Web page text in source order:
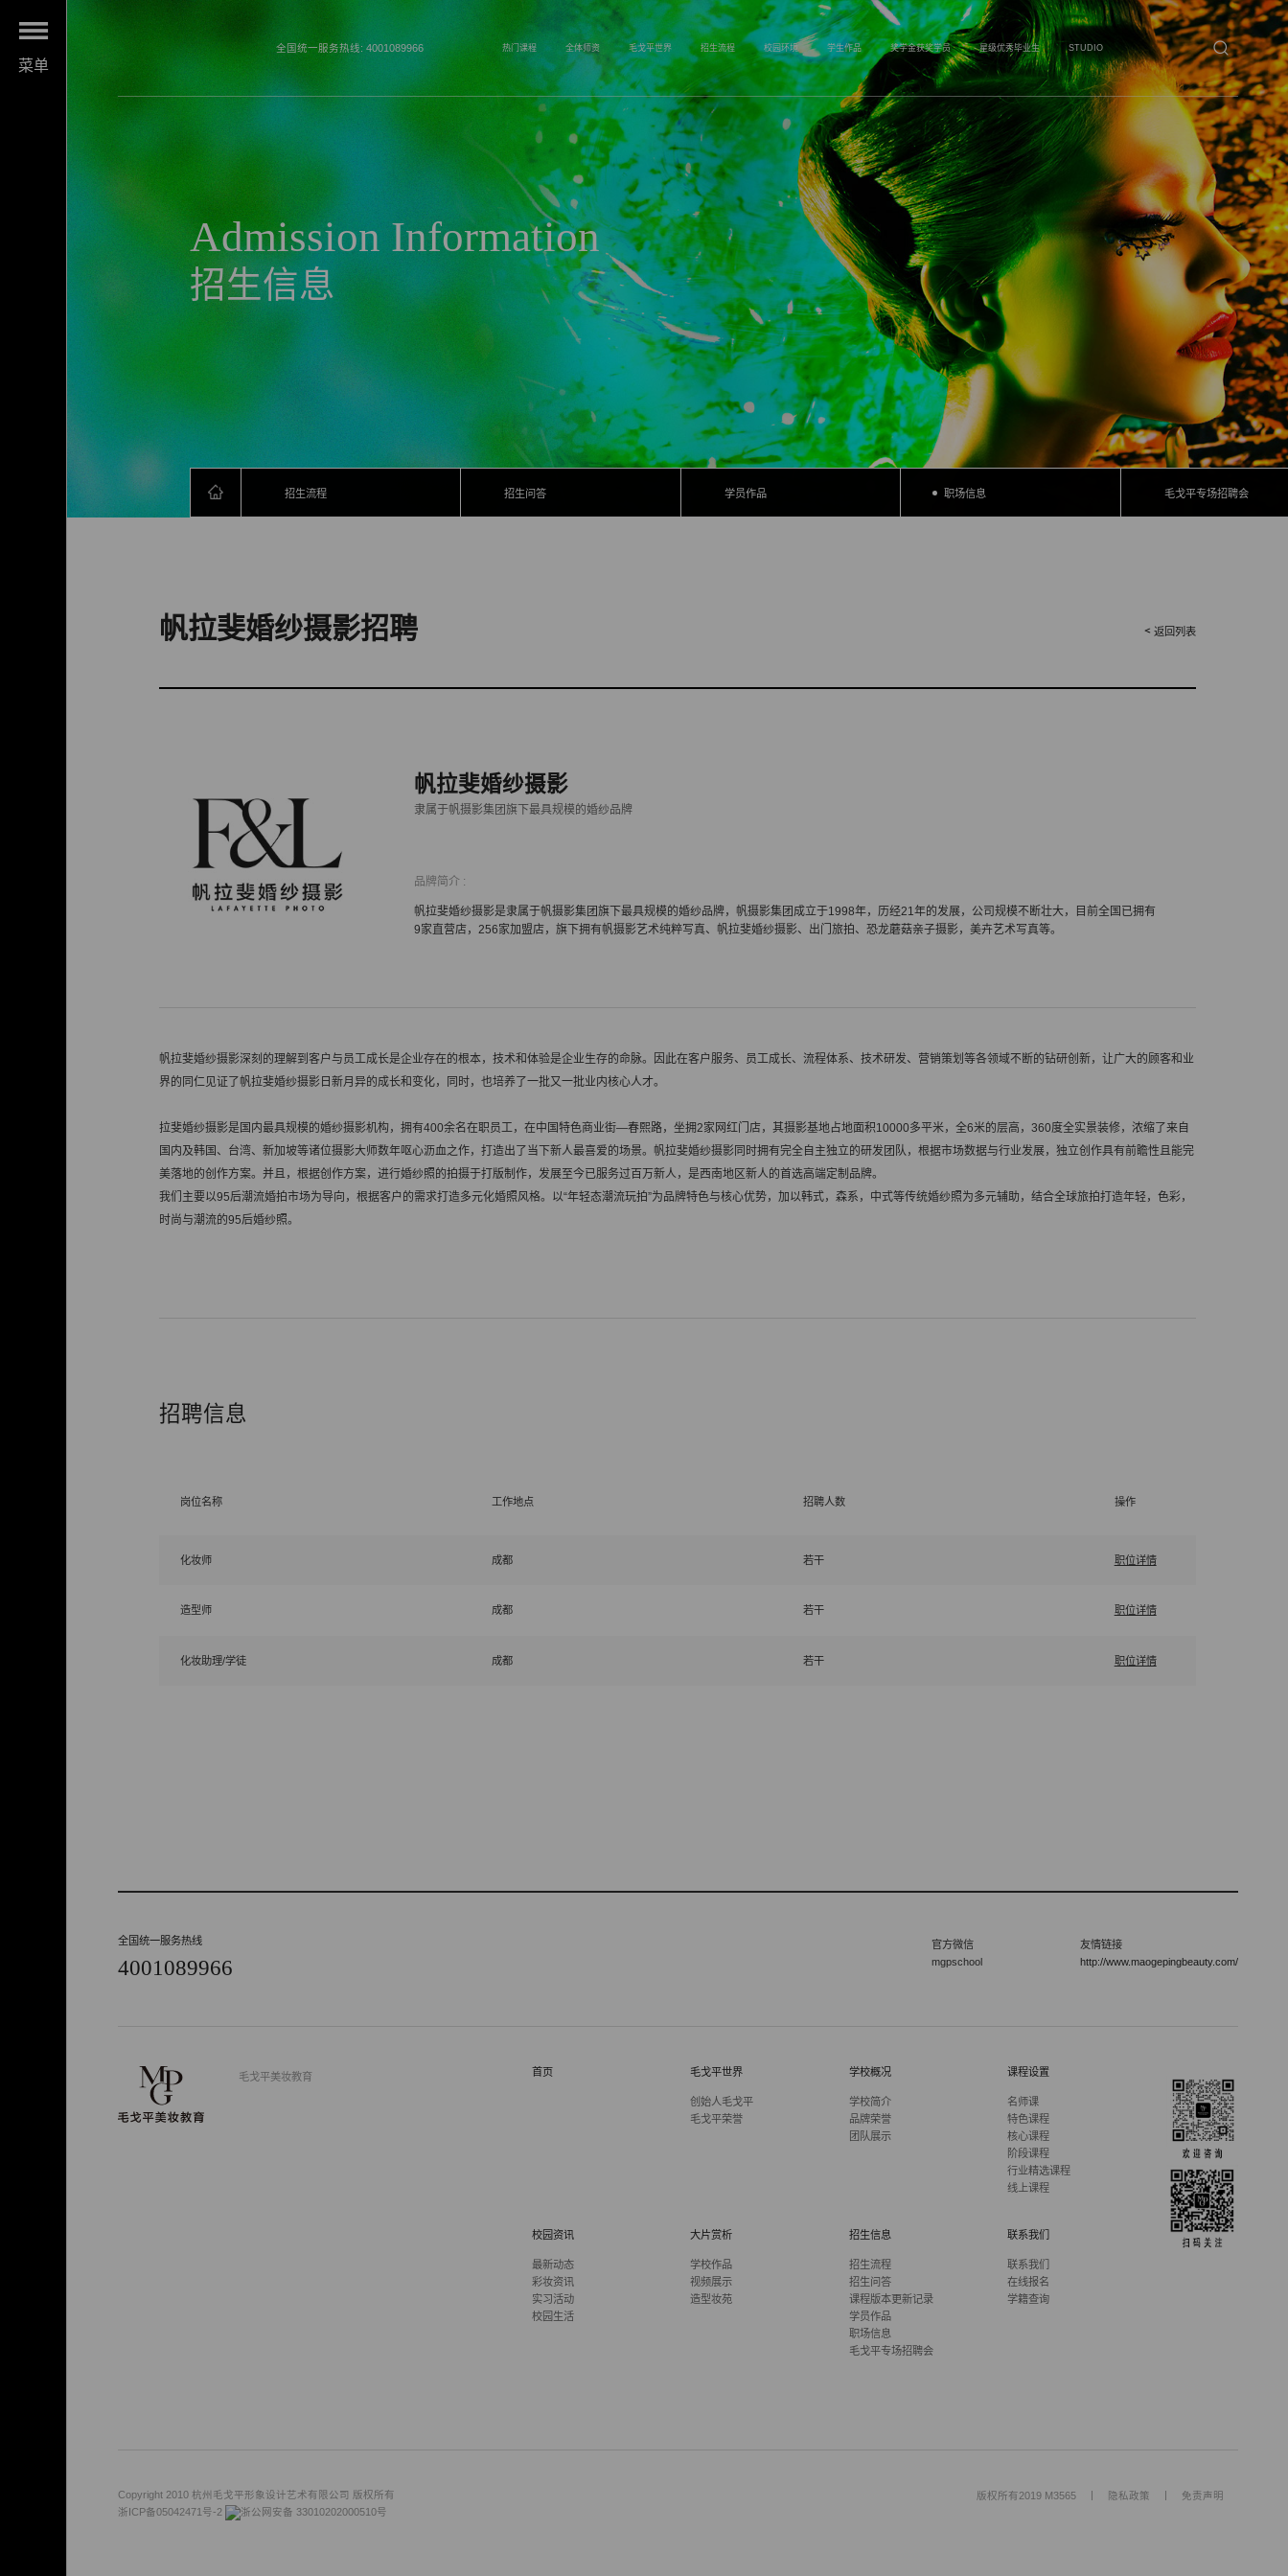
菜单
全国统一服务热线: 4001089966 热门课程 全体师资 毛戈平世界 招生流程 校园环境 学生作品 奖学金获奖学员 星级优秀毕业生 STUDIO
Admission Information
招生信息
招生流程 招生问答 学员作品 职场信息 毛戈平专场招聘会
帆拉斐婚纱摄影招聘 返回列表
帆拉斐婚纱摄影
隶属于帆摄影集团旗下最具规模的婚纱品牌
品牌简介 :
帆拉斐婚纱摄影是隶属于帆摄影集团旗下最具规模的婚纱品牌，帆摄影集团成立于1998年，历经21年的发展，公司规模不断壮大，目前全国已拥有
9家直营店，256家加盟店，旗下拥有帆摄影艺术纯粹写真、帆拉斐婚纱摄影、出门旅拍、恐龙蘑菇亲子摄影，美卉艺术写真等。
帆拉斐婚纱摄影深刻的理解到客户与员工成长是企业存在的根本，技术和体验是企业生存的命脉。因此在客户服务、员工成长、流程体系、技术研发、营销策划等各领域不断的钻研创新，让广大的顾客和业
界的同仁见证了帆拉斐婚纱摄影日新月异的成长和变化，同时，也培养了一批又一批业内核心人才。
拉斐婚纱摄影是国内最具规模的婚纱摄影机构，拥有400余名在职员工，在中国特色商业街—春熙路，坐拥2家网红门店，其摄影基地占地面积10000多平米，全6米的层高，360度全实景装修，浓缩了来自
国内及韩国、台湾、新加坡等诸位摄影大师数年呕心沥血之作，打造出了当下新人最喜爱的场景。帆拉斐婚纱摄影同时拥有完全自主独立的研发团队，根据市场数据与行业发展，独立创作具有前瞻性且能完
美落地的创作方案。并且，根据创作方案，进行婚纱照的拍摄于打版制作，发展至今已服务过百万新人，是西南地区新人的首选高端定制品牌。
我们主要以95后潮流婚拍市场为导向，根据客户的需求打造多元化婚照风格。以“年轻态潮流玩拍”为品牌特色与核心优势，加以韩式，森系，中式等传统婚纱照为多元辅助，结合全球旅拍打造年轻，色彩，
时尚与潮流的95后婚纱照。
招聘信息
岗位名称 工作地点 招聘人数 操作
化妆师 成都 若干 职位详情
造型师 成都 若干 职位详情
化妆助理/学徒 成都 若干 职位详情
全国统一服务热线
4001089966
官方微信
mgpschool
友情链接
http://www.maogepingbeauty.com/
毛戈平美妆教育 首页 毛戈平世界
创始人毛戈平
毛戈平荣誉
学校概况
学校简介
品牌荣誉
团队展示
课程设置
名师课
特色课程
核心课程
阶段课程
行业精选课程
线上课程
校园资讯
最新动态
彩妆资讯
实习活动
校园生活
大片赏析
学校作品
视频展示
造型妆苑
招生信息
招生流程
招生问答
课程版本更新记录
学员作品
职场信息
毛戈平专场招聘会
联系我们
联系我们
在线报名
学籍查询
Copyright 2010 杭州毛戈平形象设计艺术有限公司 版权所有
浙ICP备05042471号-2
浙公网安备 33010202000510号
版权所有2019 M3565 | 隐私政策 | 免责声明